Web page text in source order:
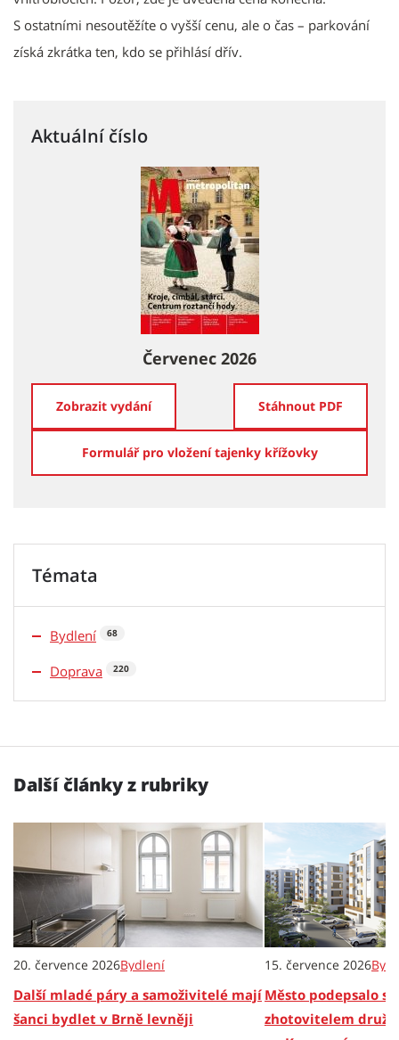
S ostatními nesoutěžíte o vyšší cenu, ale o čas – parkování
získá zkrátka ten, kdo se přihlásí dřív.
Aktuální číslo
Červenec 2026
Zobrazit vydání Stáhnout PDF
Formulář pro vložení tajenky křížovky
Témata
Bydlení 68
Doprava 220
Další články z rubriky
20. července 2026Bydlení
Další mladé páry a samoživitelé mají
šanci bydlet v Brně levněji
15. července 2026
Město podepsalo
zhotovitelem